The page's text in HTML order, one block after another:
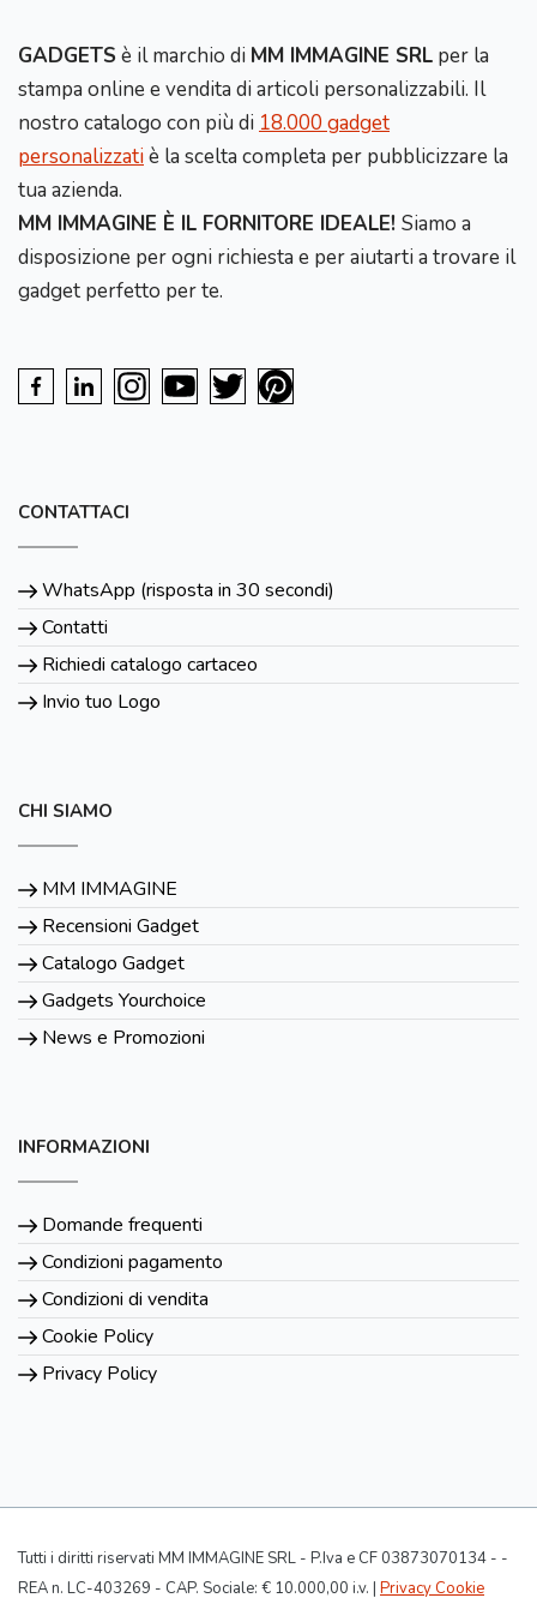
GADGETS è il marchio di MM IMMAGINE SRL per la
stampa online e vendita di articoli personalizzabili. Il
nostro catalogo con più di 18.000 gadget
personalizzatiè la scelta completa per pubblicizzare la
tua azienda.
MM IMMAGINE È IL FORNITORE IDEALE! Siamo a
disposizione per ogni richiesta e per aiutarti a trovare il
gadget perfetto per te.
CONTATTACI
WhatsApp (risposta in 30 secondi)
Contatti
Richiedi catalogo cartaceo
Invio tuo Logo
CHI SIAMO
MM IMMAGINE
Recensioni Gadget
Catalogo Gadget
Gadgets Yourchoice
News e Promozioni
INFORMAZIONI
Domande frequenti
Condizioni pagamento
Condizioni di vendita
Cookie Policy
Privacy Policy
Tutti i diritti riservati MM IMMAGINE SRL - P.Iva e CF 03873070134 - -
REA n. LC-403269 - CAP. Sociale: € 10.000,00 i.v. | Privacy Cookie